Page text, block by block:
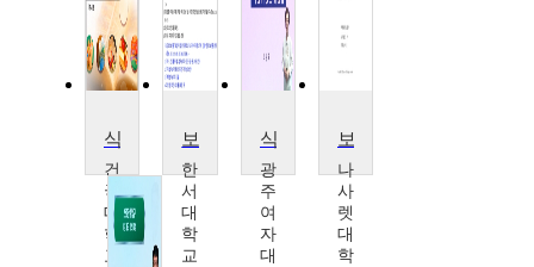
건
국
대
학
교
한
서
대
학
교
광
주
여
자
대
나
사
렛
대
학